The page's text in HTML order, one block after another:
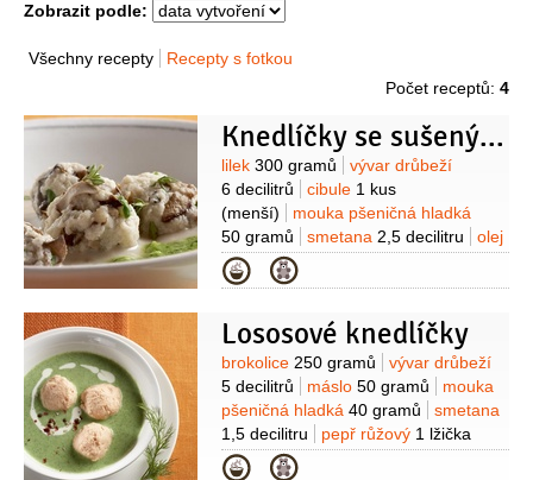
Zobrazit podle:
Všechny recepty
Recepty s fotkou
Počet receptů: 4
Knedlíčky se sušenými houbami
Suroviny
lilek 300 gramů
vývar drůbeží
6 decilitrů
cibule 1 kus
(menší)
mouka pšeničná hladká
50 gramů
smetana 2,5 decilitru
olej
olivový2/3
2 stroužky
rozmarýn
Na knedlíčky: houska200 gramů
pečivo)
vejce 1 kus
houby sušené
2 lžíce
tymián 1/2lžičky
máslo
pomazánkové 1 lžíce
mléko
1/2 decilitru
mouka pšeničná
polohrubá1 lžíce
Kategorie
Lososové knedlíčky
Suroviny
brokolice 250 gramů
vývar drůbeží
5 decilitrů
máslo 50 gramů
mouka
pšeničná hladká 40 gramů
smetana
1,5 decilitru
pepř růžový 1 lžička
(drcený)
Kategorie